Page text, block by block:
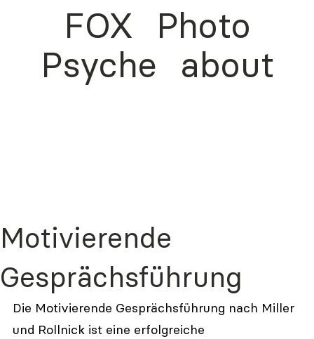
FOX
Photo
Psyche
about
Motivierende
Gesprächsführung
Die Motivierende Gesprächsführung nach Miller
und Rollnick ist eine erfolgreiche